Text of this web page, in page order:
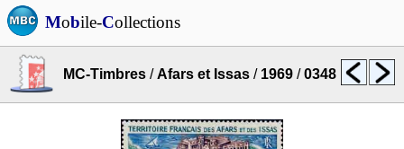
Mobile-Collections
MC-Timbres /Afars et Issas / 1969 /0348